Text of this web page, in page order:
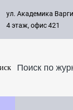
ул. Академика
4 этаж, офис 421